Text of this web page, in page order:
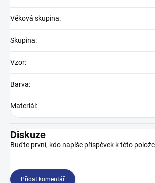
Věková skupina:
Skupina:
Vzor:
Barva:
Materiál :
Diskuze
Buďte první, kdo napíše příspěvek k této
Přidat komentář